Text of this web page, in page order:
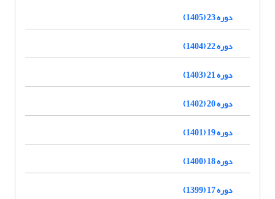
دوره 23 (1405)
دوره 22 (1404)
دوره 21 (1403)
دوره 20 (1402)
دوره 19 (1401)
دوره 18 (1400)
دوره 17 (1399)